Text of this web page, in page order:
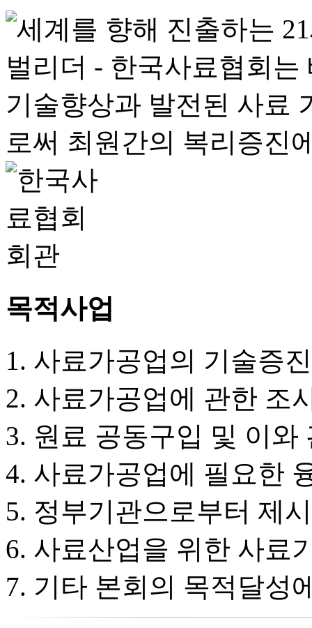
목적사업
사료가공업의 기술증
사료가공업에 관한 조
원료 공동구입 및 이와
사료가공업에 필요한
정부기관으로부터 제
사료산업을 위한 사료
기타 본회의 목적달성